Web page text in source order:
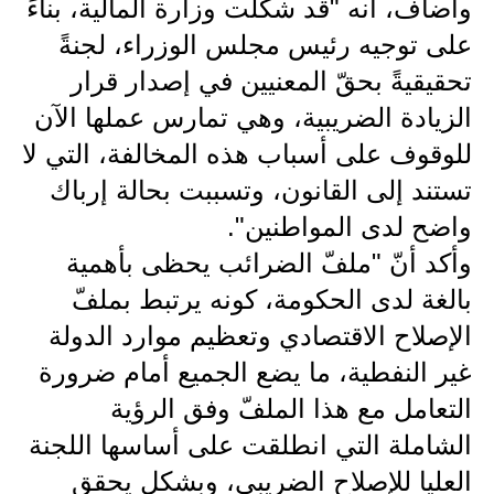
المرحلة المتوسطة
المرحلة الاعدادية
مرشحات
المرحلة الابتدائية
المرحلة المتوسطة
المرحلة الاعدادية
كتب مدرسية
المرحلة الابتدائية
المرحلة المتوسطة
وأضاف، انه "قد شكلت وزارة المالية، بناءً
على توجيه رئيس مجلس الوزراء، لجنةً
تحقيقيةً بحقّ المعنيين في إصدار قرار
الزيادة الضريبية، وهي تمارس عملها الآن
للوقوف على أسباب هذه المخالفة، التي لا
تستند إلى القانون، وتسببت بحالة إرباك
واضح لدى المواطنين".
وأكد أنّ "ملفّ الضرائب يحظى بأهمية
بالغة لدى الحكومة، كونه يرتبط بملفّ
الإصلاح الاقتصادي وتعظيم موارد الدولة
غير النفطية، ما يضع الجميع أمام ضرورة
التعامل مع هذا الملفّ وفق الرؤية
الشاملة التي انطلقت على أساسها اللجنة
العليا للإصلاح الضريبي، وبشكل يحقق